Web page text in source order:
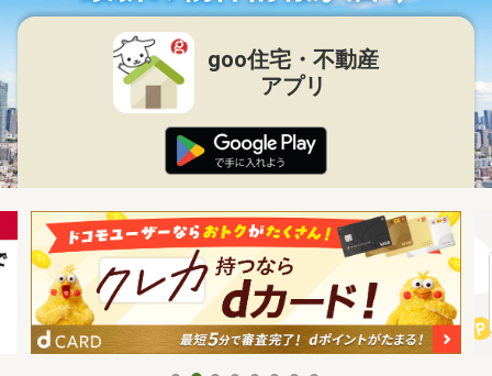
goo住宅・不動産
アプリ